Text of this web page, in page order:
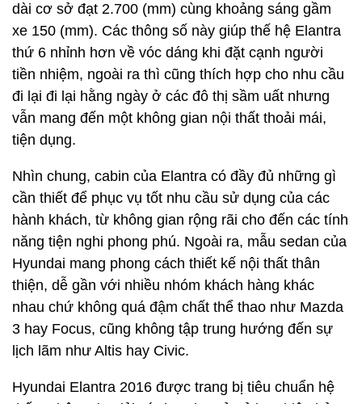
dài cơ sở đạt 2.700 (mm) cùng khoảng sáng gầm
xe 150 (mm). Các thông số này giúp thế hệ Elantra
thứ 6 nhỉnh hơn về vóc dáng khi đặt cạnh người
tiền nhiệm, ngoài ra thì cũng thích hợp cho nhu cầu
đi lại đi lại hằng ngày ở các đô thị sầm uất nhưng
vẫn mang đến một không gian nội thất thoải mái,
tiện dụng.
Nhìn chung, cabin của Elantra có đầy đủ những gì
cần thiết để phục vụ tốt nhu cầu sử dụng của các
hành khách, từ không gian rộng rãi cho đến các tính
năng tiện nghi phong phú. Ngoài ra, mẫu sedan của
Hyundai mang phong cách thiết kế nội thất thân
thiện, dễ gần với nhiều nhóm khách hàng khác
nhau chứ không quá đậm chất thể thao như Mazda
3 hay Focus, cũng không tập trung hướng đến sự
lịch lãm như Altis hay Civic.
Hyundai Elantra 2016 được trang bị tiêu chuẩn hệ